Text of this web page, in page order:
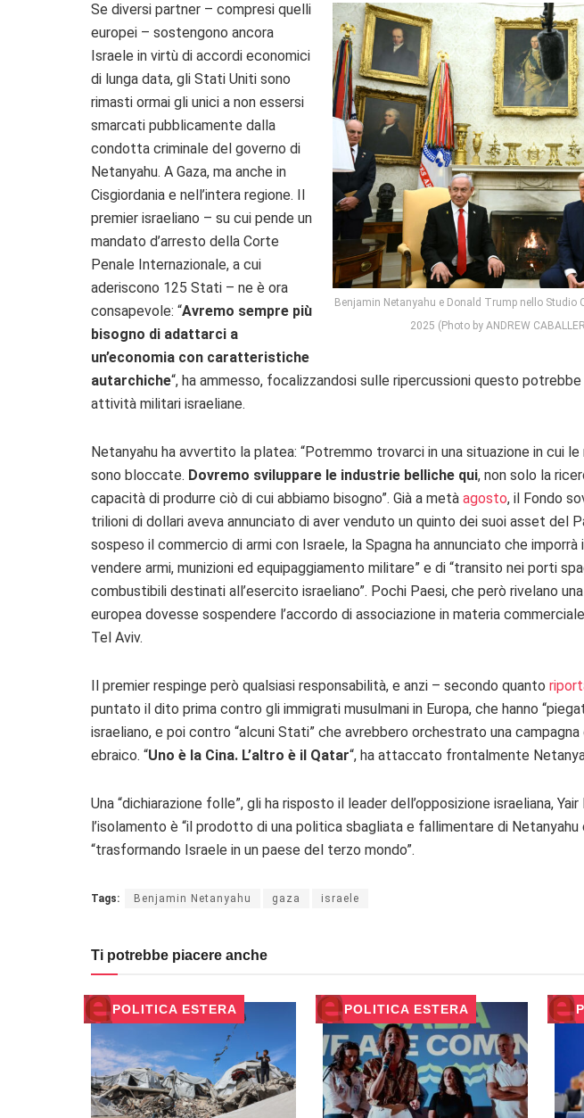
Benjamin Netanyahu e Donald Trump nello Studio
2025 (Photo by ANDREW
Se diversi partner – compresi quelli
europei – sostengono ancora
Israele in virtù di accordi economici
di lunga data, gli Stati Uniti sono
rimasti ormai gli unici a non essersi
smarcati pubblicamente dalla
condotta criminale del governo di
Netanyahu. A Gaza, ma anche in
Cisgiordania e nell’intera regione. Il
premier israeliano – su cui pende un
mandato d’arresto della Corte
Penale Internazionale, a cui
aderiscono 125 Stati – ne è ora
consapevole: “Avremo sempre più
bisogno di adattarci a
un’economia con caratteristiche
autarchiche“, ha ammesso, focalizzandosi sulle ripercussioni questo
attività militari israeliane.
Netanyahu ha avvertito la platea: “Potremmo trovarci in una situazione in cui
sono bloccate. Dovremo sviluppare le industrie belliche qui, non solo la
capacità di produrre ciò di cui abbiamo bisogno”. Già a metà agosto, il Fondo
trilioni di dollari aveva annunciato di aver venduto un quinto dei suoi asset del
sospeso il commercio di armi con Israele, la Spagna ha annunciato che imporrà
vendere armi, munizioni ed equipaggiamento militare” e di “transito nei porti
combustibili destinati all’esercito israeliano”. Pochi Paesi, che però rivelano una
europea dovesse sospendere l’accordo di associazione in materia
Tel Aviv.
Il premier respinge però qualsiasi responsabilità, e anzi – secondo quanto
puntato il dito prima contro gli immigrati musulmani in Europa, che hanno
israeliano, e poi contro “alcuni Stati” che avrebbero orchestrato una
ebraico. “Uno è la Cina. L’altro è il Qatar“, ha attaccato frontalmente
Una “dichiarazione folle”, gli ha risposto il leader dell’opposizione israeliana,
l’isolamento è “il prodotto di una politica sbagliata e fallimentare di
“trasformando Israele in un paese del terzo mondo”.
Tags: Benjamin Netanyahu gaza israele
Ti potrebbe piacere anche
POLITICA ESTERA POLITICA ESTERA